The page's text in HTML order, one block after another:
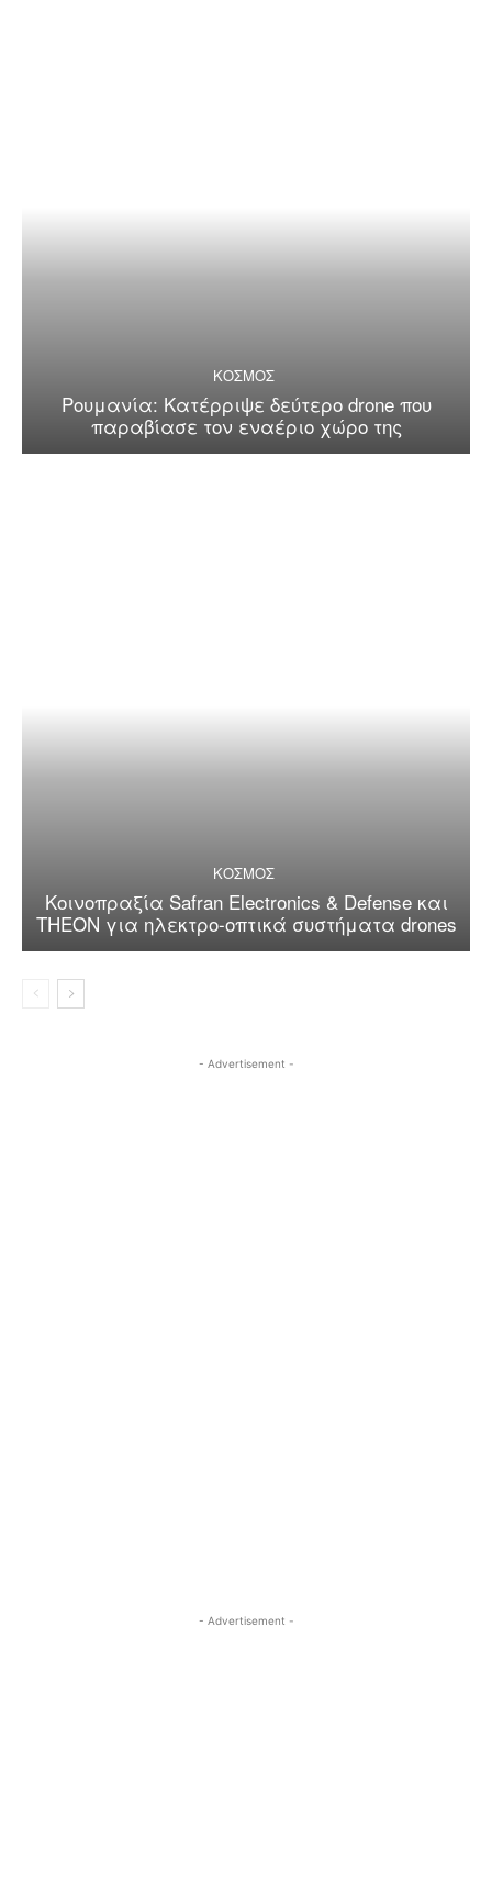
ΚΟΣΜΟΣ
Ρουμανία: Κατέρριψε δεύτερο drone που
παραβίασε τον εναέριο χώρο της
ΚΟΣΜΟΣ
Κοινοπραξία Safran Electronics & Defense και
THEON για ηλεκτρο-οπτικά συστήματα drones
- Advertisement -
- Advertisement -